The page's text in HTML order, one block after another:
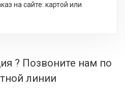
на сайте: картой или
? Позвоните нам по
линии